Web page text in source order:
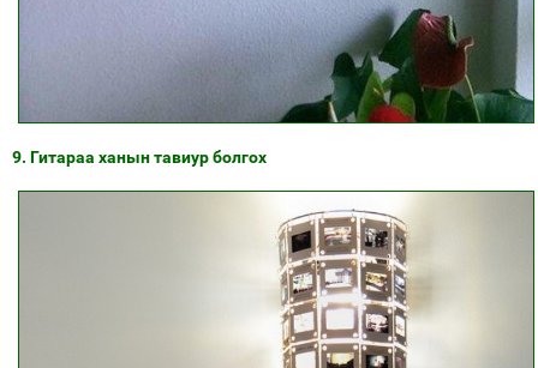
9. Гитараа ханын тавиур болгох